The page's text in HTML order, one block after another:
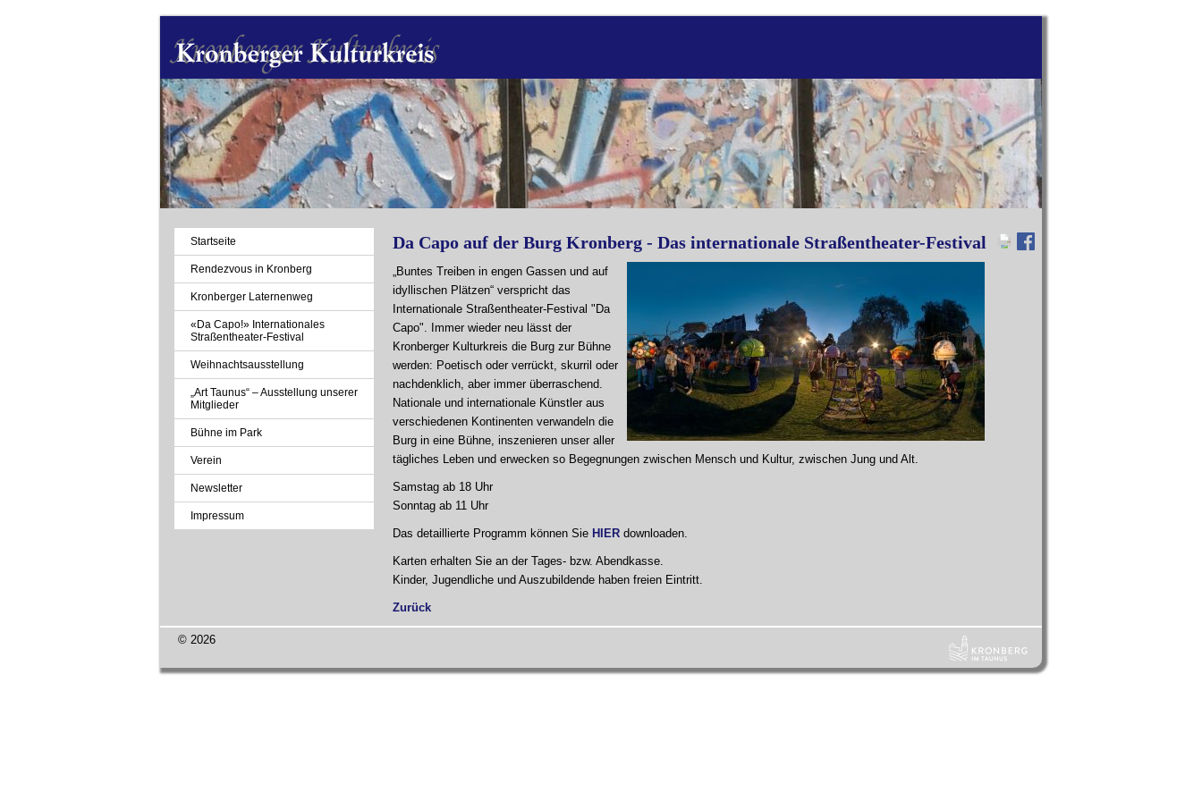
Da Capo auf der Burg Kronberg - Das internationale Straßentheater-Festival
„Buntes Treiben in engen Gassen und auf
idyllischen Plätzen“ verspricht das
Internationale Straßentheater-Festival "Da
Capo". Immer wieder neu lässt der
Kronberger Kulturkreis die Burg zur Bühne
werden: Poetisch oder verrückt, skurril oder
nachdenklich, aber immer überraschend.
Nationale und internationale Künstler aus
verschiedenen Kontinenten verwandeln die
Burg in eine Bühne, inszenieren unser aller
tägliches Leben und erwecken so Begegnungen zwischen Mensch und Kultur, zwischen Jung und Alt.
Samstag ab 18 Uhr
Sonntag ab 11 Uhr
Das detaillierte Programm können Sie HIER downloaden.
Karten erhalten Sie an der Tages- bzw. Abendkasse.
Kinder, Jugendliche und Auszubildende haben freien Eintritt.
Zurück
Navigation
überspringen
Startseite
Rendezvous in Kronberg
Kronberger Laternenweg
«Da Capo!» Internationales
Straßentheater-Festival
Weihnachtsausstellung
„Art Taunus“ – Ausstellung unserer
Mitglieder
Bühne im Park
Verein
Newsletter
Impressum
© 2026